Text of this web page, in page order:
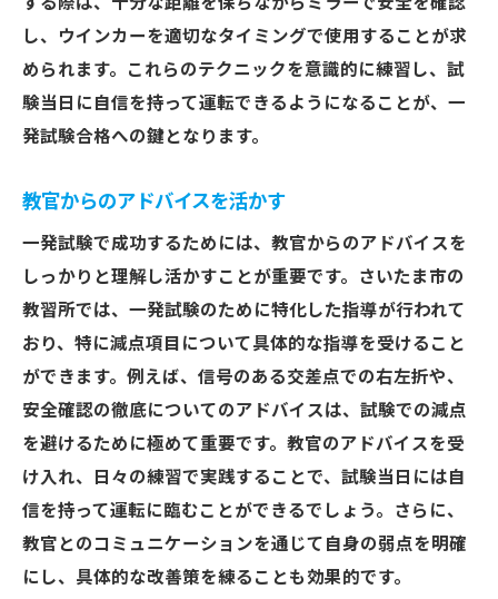
し、ウインカーを適切なタイミングで使用することが求
められます。これらのテクニックを意識的に練習し、試
験当日に自信を持って運転できるようになることが、一
発試験合格への鍵となります。
教官からのアドバイスを活かす
一発試験で成功するためには、教官からのアドバイスを
しっかりと理解し活かすことが重要です。さいたま市の
教習所では、一発試験のために特化した指導が行われて
おり、特に減点項目について具体的な指導を受けること
ができます。例えば、信号のある交差点での右左折や、
安全確認の徹底についてのアドバイスは、試験での減点
を避けるために極めて重要です。教官のアドバイスを受
け入れ、日々の練習で実践することで、試験当日には自
信を持って運転に臨むことができるでしょう。さらに、
教官とのコミュニケーションを通じて自身の弱点を明確
にし、具体的な改善策を練ることも効果的です。